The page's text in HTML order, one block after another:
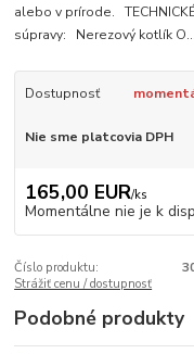
alebo v prírode.
súpravy: Nerezový kotlík O...
Dostupnosť
Nie sme platcovia DPH
165,00 EUR/ks
Momentálne nie je k
Číslo produktu:
Strážiť cenu / dostupnosť
Podobné produkty